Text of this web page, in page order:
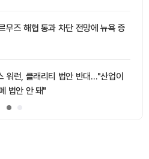
무즈 해협 통과 차단 전망에 뉴욕 증
워런, 클래리티 법안 반대…"산업이
법안 안 돼"